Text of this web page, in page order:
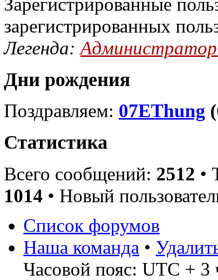
зарегистрированных
Легенда:
Дни рождения
Поздравляем: 07EThung
Статистика
Всего сообщений: 2512 •
1014 • Новый
Список форумов
Наша команда •
Часовой пояс: UTC + 3